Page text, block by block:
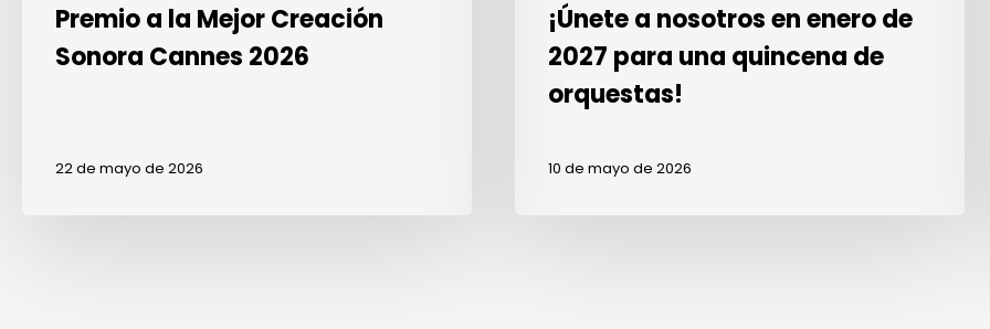
Premio a la Mejor Creación
Sonora Cannes 2026
22 de mayo de 2026
¡Únete a nosotros en enero de
2027 para una quincena de
orquestas!
10 de mayo de 2026